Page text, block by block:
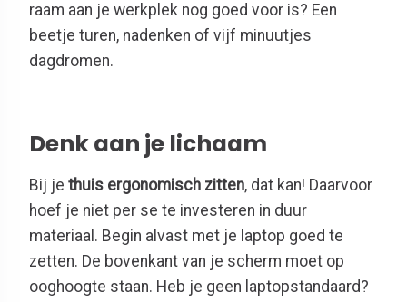
raam aan je werkplek nog goed voor is? Een
beetje turen, nadenken of vijf minuutjes
dagdromen.
Denk aan je lichaam
Bij je thuis ergonomisch zitten, dat kan! Daarvoor
hoef je niet per se te investeren in duur
materiaal. Begin alvast met je laptop goed te
zetten. De bovenkant van je scherm moet op
ooghoogte staan. Heb je geen laptopstandaard?